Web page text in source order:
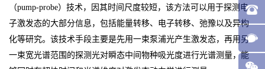
（pump-probe）技术，因其时间尺度较短，该方法可以用于探测电
子激发态的大部分信息，包括能量转移、电子转移、弛豫以及异构
化等研究。该技术手段主要是先用一束泵浦光产生激发态，再用另
一束宽光谱范围的探测光对瞬态中间物种吸光度进行光谱测量，能